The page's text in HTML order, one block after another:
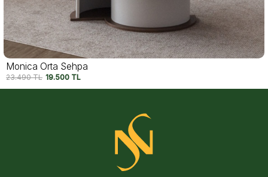
Kavala Orta Sehpa
27.490TL 22.500 TL